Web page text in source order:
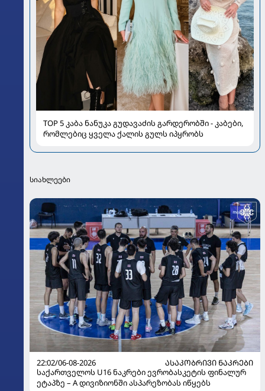
TOP 5 კაბა ნანუკა გუდავაძის გარდერობში - კაბები,
რომლებიც ყველა ქალის გულს იპყრობს
სიახლეები
22:02/06-08-2026
ᲐᲡᲐᲙᲝᲑᲠᲘᲕᲘ ᲜᲐᲙᲠᲔᲑᲘ
საქართველოს U16 ნაკრები ევრობასკეტის ფინალურ
ეტაპზე – A დივიზიონში ასპარეზობას იწყებს